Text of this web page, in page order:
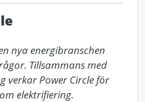
nya energibranschen
Tillsammans med
verkar Power Circle för
elektrifiering.